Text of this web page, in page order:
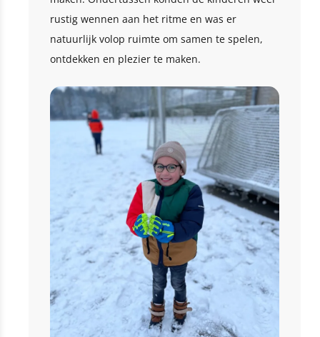
rustig wennen aan het ritme en was er
natuurlijk volop ruimte om samen te spelen,
ontdekken en plezier te maken.